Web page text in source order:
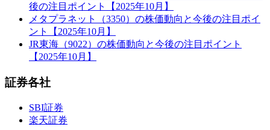
後の注目ポイント【2025年10月】
メタプラネット（3350）の株価動向と今後の注目ポイ
ント【2025年10月】
JR東海（9022）の株価動向と今後の注目ポイント
【2025年10月】
証券各社
SBI証券
楽天証券